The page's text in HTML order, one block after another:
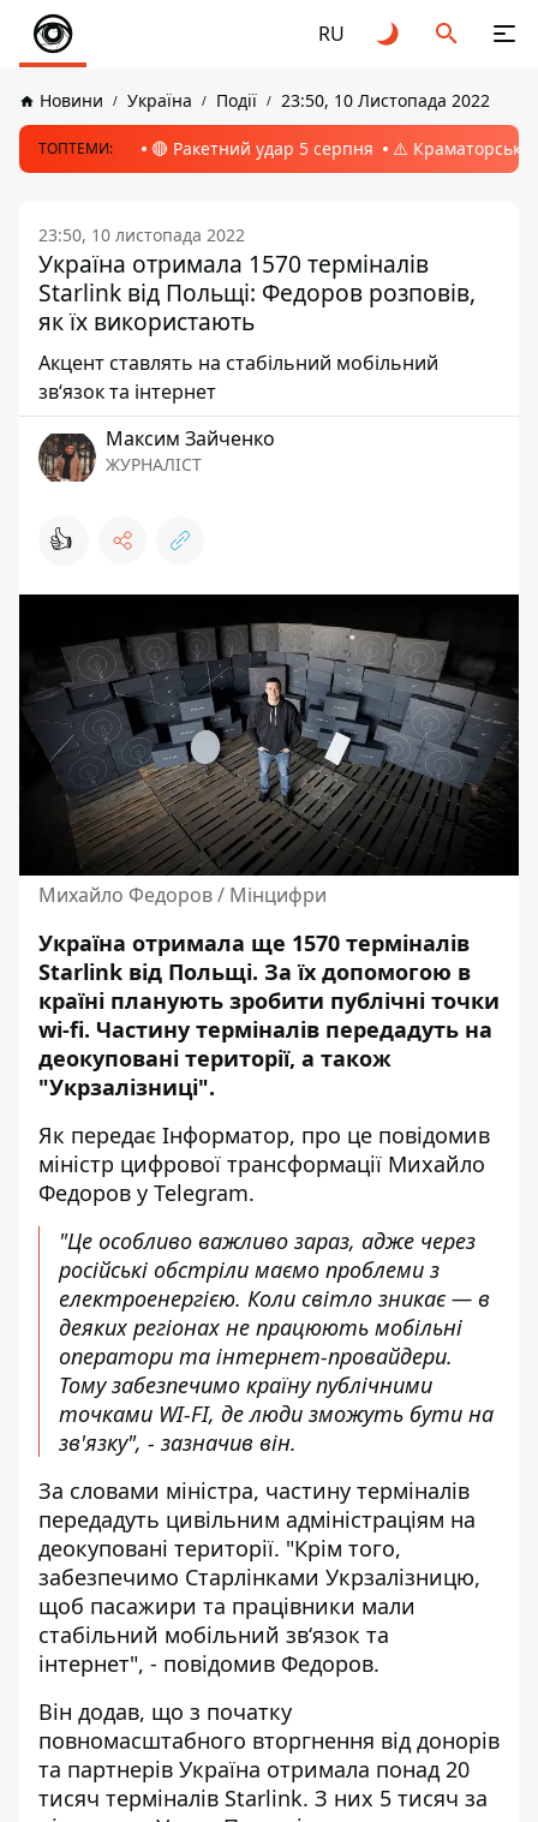
RU
Новини Україна Події 23:50, 10 Листопада 2022
ТОПТЕМИ: 🔴 Ракетний удар 5 серпня ⚠️ Краматорськ,
23:50, 10 листопада 2022
Україна отримала 1570 терміналів
Starlink від Польщі: Федоров розповів,
як їх використають
Акцент ставлять на стабільний мобільний
зв‘язок та інтернет
Максим Зайченко
ЖУРНАЛІСТ
👍
Михайло Федоров / Мінцифри
Україна отримала ще 1570 терміналів
Starlink від Польщі. За їх допомогою в
країні планують зробити публічні точки
wi-fi. Частину терміналів передадуть на
деокуповані території, а також
"Укрзалізниці".
Як передає Інформатор, про це повідомив
міністр цифрової трансформації Михайло
Федоров у Telegram.
"Це особливо важливо зараз, адже через
російські обстріли маємо проблеми з
електроенергією. Коли світло зникає — в
деяких регіонах не працюють мобільні
оператори та інтернет-провайдери.
Тому забезпечимо країну публічними
точками WI-FI, де люди зможуть бути на
зв'язку", - зазначив він.
За словами міністра, частину терміналів
передадуть цивільним адміністраціям на
деокуповані території. "Крім того,
забезпечимо Старлінками Укрзалізницю,
щоб пасажири та працівники мали
стабільний мобільний зв‘язок та
інтернет", - повідомив Федоров.
Він додав, що з початку
повномасштабного вторгнення від донорів
та партнерів Україна отримала понад 20
тисяч терміналів Starlink. З них 5 тисяч за